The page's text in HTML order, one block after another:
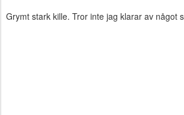
Grymt stark kille. Tror inte jag klarar av något